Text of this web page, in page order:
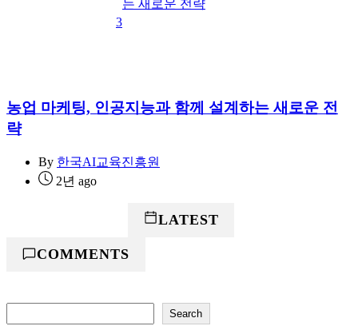
3
농업 마케팅, 인공지능과 함께 설계하는 새로운 전
략
By 한국AI교육진흥원
2년 ago
LATEST
COMMENTS
색
Search